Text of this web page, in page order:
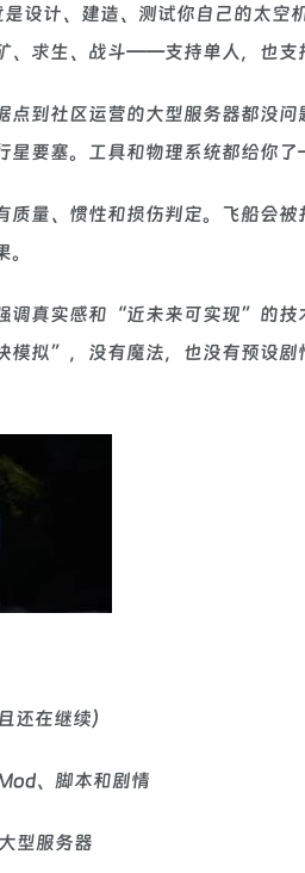
设计、建造、测试你自己的太空
、求生、战斗——支持单人，也支
到社区运营的大型服务器都没问
星要塞。工具和物理系统都给你
量、惯性和损伤判定。飞船会被
调真实感和“近未来可实现”的技
拟”，没有魔法，也没有预设剧
还在继续）
、脚本和剧情
型服务器